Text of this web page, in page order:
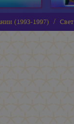
(1993-1997)